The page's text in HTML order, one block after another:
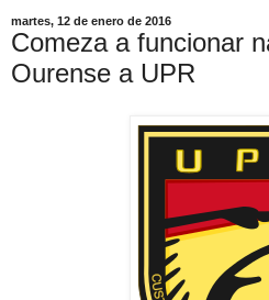
martes, 12 de enero de 2016
Comeza a funcionar
Ourense a UPR